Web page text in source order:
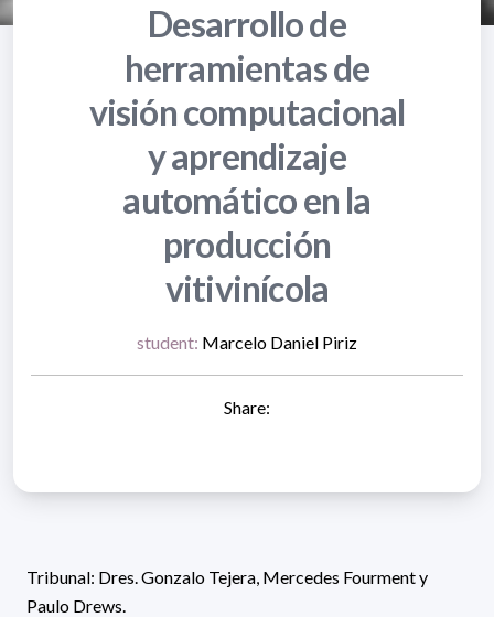
Desarrollo de
herramientas de
visión computacional
y aprendizaje
automático en la
producción
vitivinícola
student: Marcelo Daniel Piriz
Share:
Tribunal: Dres. Gonzalo Tejera, Mercedes Fourment y
Paulo Drews.